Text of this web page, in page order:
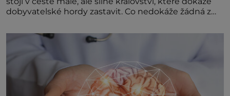
dobyvatelské hordy zastavit. Co nedokáže žádná z
král. Nebo že by ne? Mongolové od roku 1223
postupují podél Kaspického a Azovského moře,